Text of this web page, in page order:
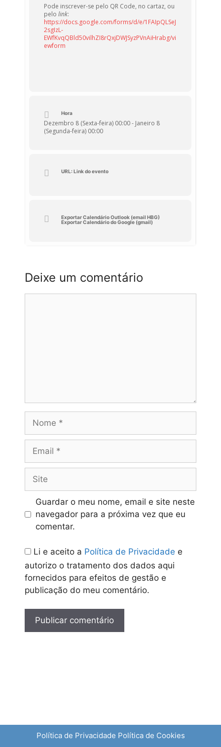
Pode inscrever-se pelo QR Code, no cartaz, ou
pelo link:
https://docs.google.com/forms/d/e/1FAIpQLSeJ
2sgIzL-
EWfKvqQBld50vilhZI8rQxjDWJSyzPVnAiHrabg/vi
ewform
Hora
Dezembro 8 (Sexta-feira) 00:00 - Janeiro 8
(Segunda-feira) 00:00
URL: Link do evento
Exportar Calendário Outlook (email HBG)
Exportar Calendário do Google (gmail)
Deixe um comentário
Nome
Email
Site
Guardar o meu nome, email e site neste
navegador para a próxima vez que eu
comentar.
Li e aceito a Política de Privacidade e
autorizo o tratamento dos dados aqui
fornecidos para efeitos de gestão e
publicação do meu comentário.
Política de Privacidade Política de Cookies